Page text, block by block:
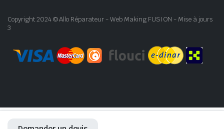
Copyright 2024 © Allo Réparateur - Web Making FUSION - Mise à jours
3